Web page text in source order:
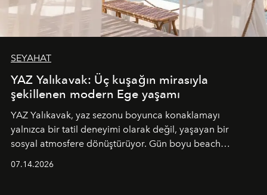
SEYAHAT
YAZ Yalıkavak: Üç kuşağın mirasıyla
şekillenen modern Ege yaşamı
YAZ Yalıkavak, yaz sezonu boyunca konaklamayı
yalnızca bir tatil deneyimi olarak değil, yaşayan bir
sosyal atmosfere dönüştürüyor. Gün boyu beach
07.14.2026